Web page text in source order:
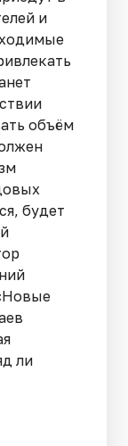
и
объём
будет
ли